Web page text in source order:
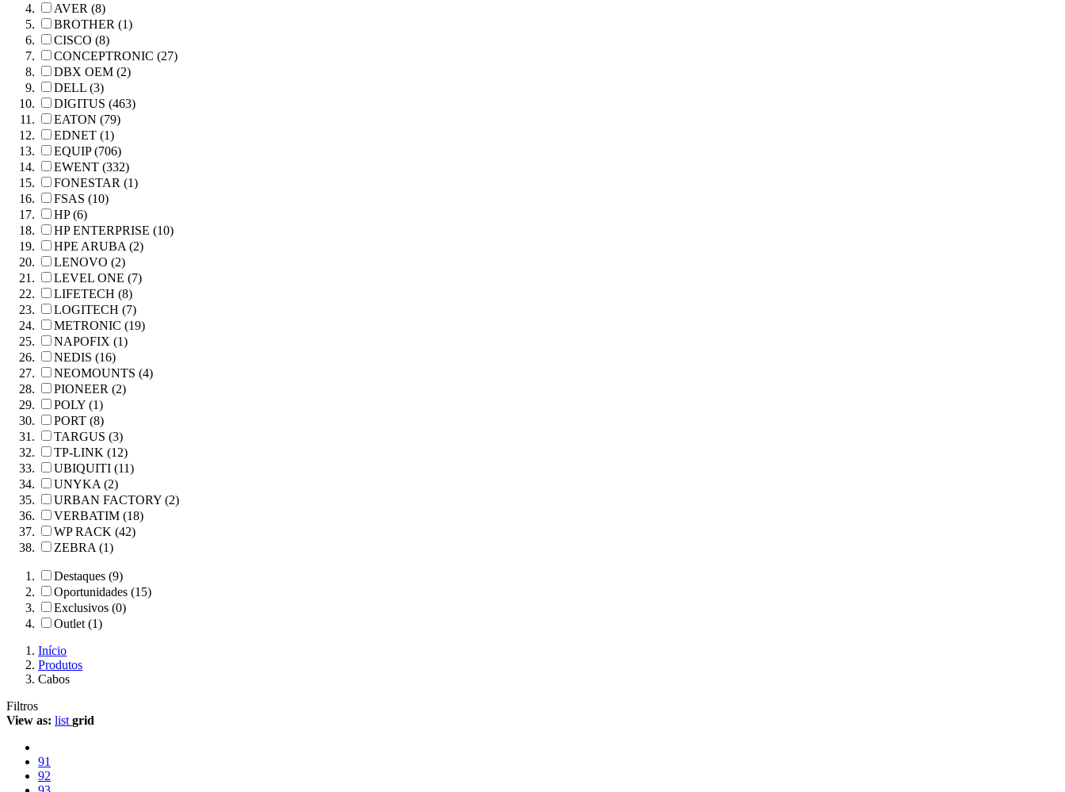
AVER (8)
BROTHER (1)
CISCO (8)
CONCEPTRONIC (27)
DBX OEM (2)
DELL (3)
DIGITUS (463)
EATON (79)
EDNET (1)
EQUIP (706)
EWENT (332)
FONESTAR (1)
FSAS (10)
HP (6)
HP ENTERPRISE (10)
HPE ARUBA (2)
LENOVO (2)
LEVEL ONE (7)
LIFETECH (8)
LOGITECH (7)
METRONIC (19)
NAPOFIX (1)
NEDIS (16)
NEOMOUNTS (4)
PIONEER (2)
POLY (1)
PORT (8)
TARGUS (3)
TP-LINK (12)
UBIQUITI (11)
UNYKA (2)
URBAN FACTORY (2)
VERBATIM (18)
WP RACK (42)
ZEBRA (1)
Destaques (9)
Oportunidades (15)
Exclusivos (0)
Outlet (1)
Início
Produtos
Cabos
Filtros
View as: list grid
91
92